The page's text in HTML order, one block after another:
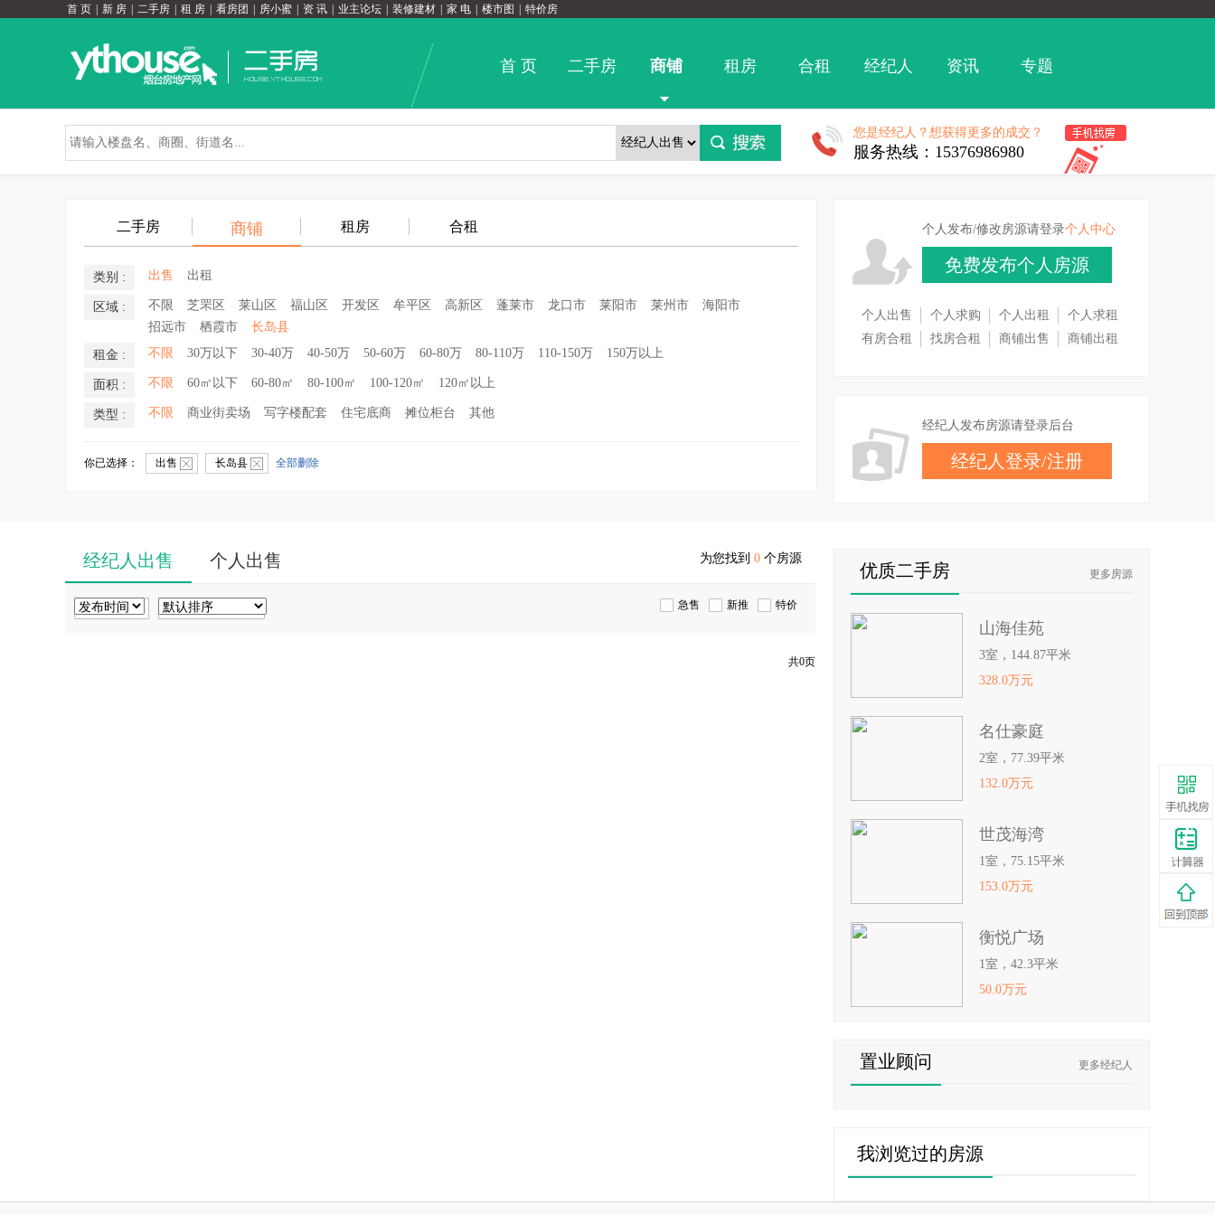
首 页 新 房 二手房 租 房 看房团 房小蜜 资 讯 业主论坛 装修建材 家 电 楼市图 特价房
首 页 二手房 商铺 租房 合租 经纪人 资讯 专题
您是经纪人？想获得更多的成交？
服务热线：15376986980
二手房 商铺 租房 合租
类别 : 出售 出租
区域 : 不限 芝罘区 莱山区 福山区 开发区 牟平区 高新区 蓬莱市 龙口市 莱阳市 莱州市
海阳市
招远市
栖霞市 长岛县
租金 : 不限 30万以下 30-40万 40-50万 50-60万 60-80万 80-110万 110-150万 150万以上
面积 : 不限 60㎡以下 60-80㎡ 80-100㎡ 100-120㎡ 120㎡以上
类型 : 不限 商业街卖场 写字楼配套 住宅底商 摊位柜台 其他
你已选择： 出售 长岛县 全部删除
个人发布/修改房源请登录个人中心
免费发布个人房源
个人出售 个人求购 个人出租
个人求租
有房合租
找房合租 商铺出售 商铺出租
经纪人发布房源请登录后台
经纪人登录/注册
经纪人出售 个人出售 为您找到 0 个房源
急售 新推 特价
共0页
优质二手房 更多房源
山海佳苑
3室，144.87平米
328.0万元
名仕豪庭
2室，77.39平米
132.0万元
世茂海湾
1室，75.15平米
153.0万元
衡悦广场
1室，42.3平米
50.0万元
置业顾问 更多经纪人
我浏览过的房源